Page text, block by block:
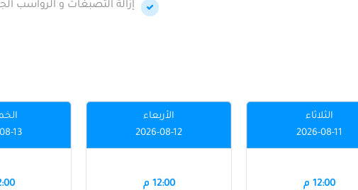
إزالة التصبغات و الرواسب
الثلاثاء
2026-08-11
12:00 م
الأربعاء
2026-08-12
12:00 م
13